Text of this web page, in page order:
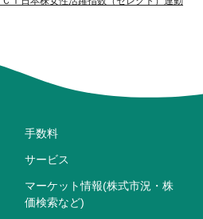
手数料
サービス
マーケット情報(株式市況・株
価検索など)